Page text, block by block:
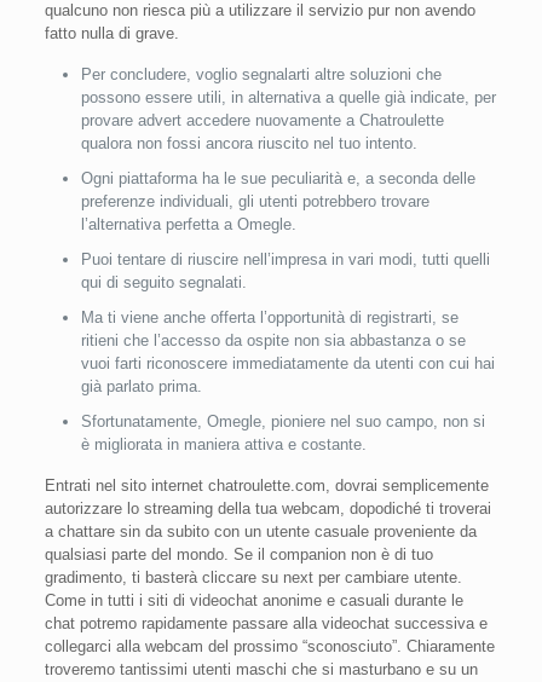
qualcuno non riesca più a utilizzare il servizio pur non avendo
fatto nulla di grave.
Per concludere, voglio segnalarti altre soluzioni che
possono essere utili, in alternativa a quelle già indicate, per
provare advert accedere nuovamente a Chatroulette
qualora non fossi ancora riuscito nel tuo intento.
Ogni piattaforma ha le sue peculiarità e, a seconda delle
preferenze individuali, gli utenti potrebbero trovare
l’alternativa perfetta a Omegle.
Puoi tentare di riuscire nell’impresa in vari modi, tutti quelli
qui di seguito segnalati.
Ma ti viene anche offerta l’opportunità di registrarti, se
ritieni che l’accesso da ospite non sia abbastanza o se
vuoi farti riconoscere immediatamente da utenti con cui hai
già parlato prima.
Sfortunatamente, Omegle, pioniere nel suo campo, non si
è migliorata in maniera attiva e costante.
Entrati nel sito internet chatroulette.com, dovrai semplicemente
autorizzare lo streaming della tua webcam, dopodiché ti troverai
a chattare sin da subito con un utente casuale proveniente da
qualsiasi parte del mondo. Se il companion non è di tuo
gradimento, ti basterà cliccare su next per cambiare utente.
Come in tutti i siti di videochat anonime e casuali durante le
chat potremo rapidamente passare alla videochat successiva e
collegarci alla webcam del prossimo “sconosciuto”. Chiaramente
troveremo tantissimi utenti maschi che si masturbano e su un